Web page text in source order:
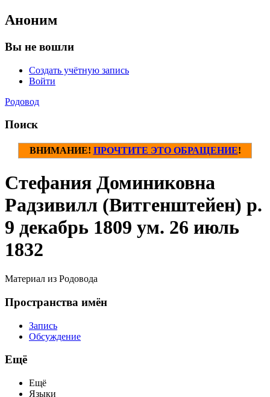
Аноним
Вы не вошли
Создать учётную запись
Войти
Родовод
Поиск
ВНИМАНИЕ! ПРОЧТИТЕ ЭТО ОБРАЩЕНИЕ!
Стефания Доминиковна
Радзивилл (Витгенштейен) р.
9 декабрь 1809 ум. 26 июль
1832
Материал из Родовода
Пространства имён
Запись
Обсуждение
Ещё
Ещё
Языки